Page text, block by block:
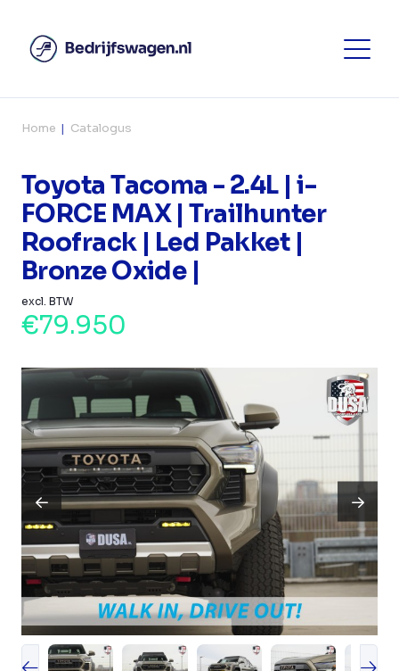
Home Catalogus
Toyota Tacoma - 2.4L | i-
FORCE MAX | Trailhunter
Roofrack | Led Pakket |
Bronze Oxide |
excl. BTW
€79.950